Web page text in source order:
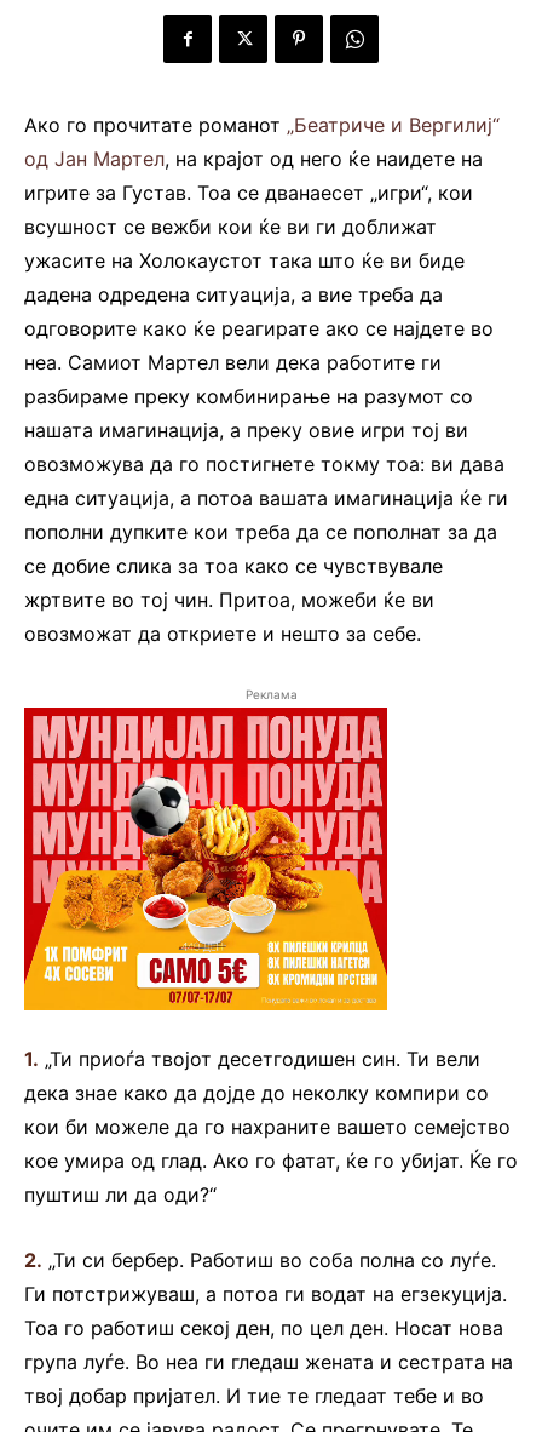
Ако го прочитате романот „Беатриче и Вергилиј“
од Јан Мартел, на крајот од него ќе наидете на
игрите за Густав. Тоа се дванаесет „игри“, кои
всушност се вежби кои ќе ви ги доближат
ужасите на Холокаустот така што ќе ви биде
дадена одредена ситуација, а вие треба да
одговорите како ќе реагирате ако се најдете во
неа. Самиот Мартел вели дека работите ги
разбираме преку комбинирање на разумот со
нашата имагинација, а преку овие игри тој ви
овозможува да го постигнете токму тоа: ви дава
една ситуација, а потоа вашата имагинација ќе ги
пополни дупките кои треба да се пополнат за да
се добие слика за тоа како се чувствувале
жртвите во тој чин. Притоа, можеби ќе ви
овозможат да откриете и нешто за себе.
Реклама
1. „Ти приоѓа твојот десетгодишен син. Ти вели
дека знае како да дојде до неколку компири со
кои би можеле да го нахраните вашето семејство
кое умира од глад. Ако го фатат, ќе го убијат. Ќе го
пуштиш ли да оди?“
2. „Ти си бербер. Работиш во соба полна со луѓе.
Ги потстрижуваш, а потоа ги водат на егзекуција.
Тоа го работиш секој ден, по цел ден. Носат нова
група луѓе. Во неа ги гледаш жената и сестрата на
твој добар пријател. И тие те гледаат тебе и во